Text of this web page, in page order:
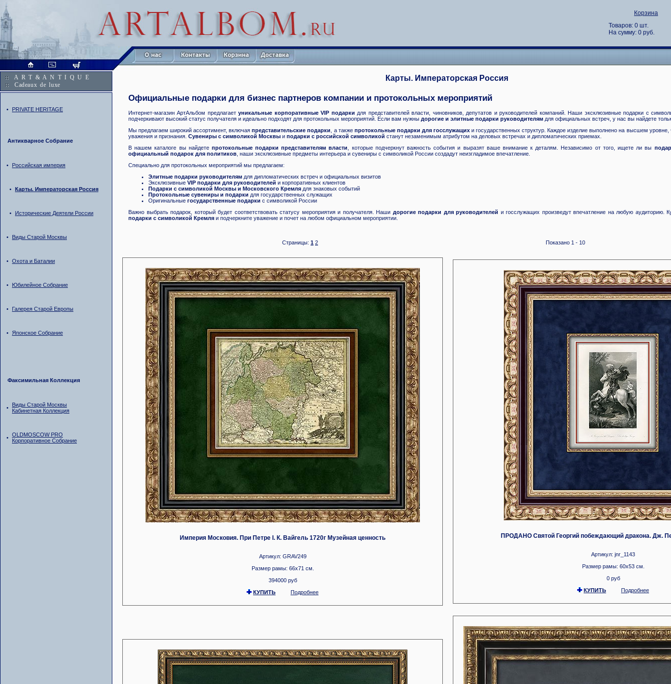
Корзина
Товаров: 0 шт.
На сумму: 0 руб.
A R T & A N T I Q U E
Cadeaux de luxe
• PRIVATE HERITAGE
Антикварное Собрание
• Российская империя
• Карты. Императорская Россия
• Исторические Деятели России
• Виды Старой Москвы
• Охота и Баталии
• Юбилейное Собрание
• Галерея Старой Европы
• Японское Собрание
Факсимильная Коллекция
•
Виды Старой Москвы
Кабинетная Коллекция
• OLDMOSCOW PRO
Корпоративное Собрание
Карты. Императорская Россия
Официальные подарки для бизнес партнеров компании и протокольных мероприятий
Интернет-магазин АртАльбом предлагаетуникальные корпоративные VIP подарки для представителей власти, чиновников, депутатов и руководителей компаний. Наши эксклюзивные подарки с
подчеркивают высокий статус получателя и идеально подходят для протокольных мероприятий. Если вам нужны дорогие и элитные подарки руководителям для официальных встреч, у нас вы найдете
Мы предлагаем широкий ассортимент, включаяпредставительские подарки , а также протокольные подарки для госслужащихи государственных структур. Каждое изделие выполнено на высшем
уважения и признания. Сувениры с символикой Москвы и подарки с российской символикой станут незаменимым атрибутом на деловых встречах и дипломатических приемах.
В нашем каталоге вы найдете протокольные подарки представителям власти , которые подчеркнут важность события и выразят ваше внимание к деталям. Независимо от того, ищете ли вы
официальный подарок для политиков , наши эксклюзивные предметы интерьера и сувениры с символикой России создадут неизгладимое впечатление.
Специально для протокольных мероприятий мы предлагаем:
Элитные подарки руководителям для дипломатических встреч и официальных визитов
Эксклюзивные VIP подарки для руководителей и корпоративных клиентов
Подарки с символикой Москвы и Московского Кремля для знаковых событий
Протокольные сувениры и подарки для государственных служащих
Оригинальные государственные подарки с символикой России
Важно выбрать подарок, который будет соответствовать статусу мероприятия и получателя. Наши дорогие подарки для руководителей и госслужащих произведут впечатление на любую аудиторию.
подарки с символикой Кремля и подчеркните уважение и почет на любом официальном мероприятии.
Страницы: 1 2 Показано 1 - 10
Империя Московия. При Петре I. К. Вайгель 1720г Музейная ценность
Артикул: GRAV249
Размер рамы: 66x71 см.
394000 руб
КУПИТЬ
Подробнее
ПРОДАНО Святой Георгий побеждающий дракона. Дж.
Артикул: jnr_1143
Размер рамы: 60x53 см.
0 руб
КУПИТЬ
Подробнее